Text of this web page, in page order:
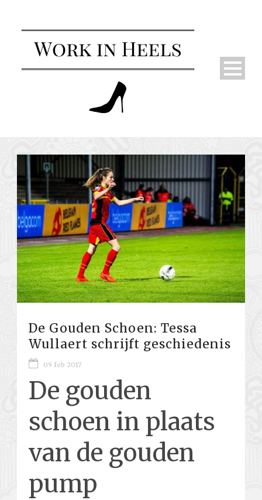
De Gouden Schoen: Tessa
Wullaert schrijft geschiedenis
09 feb 2017
De gouden
schoen in plaats
van de gouden
pump